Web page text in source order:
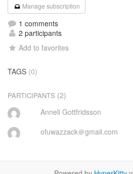
Manage subscription
1 comments
2 participants
Add to favorites
TAGS (0)
PARTICIPANTS (2)
Anneli Gottfridsson
ofuwazzack＠gmail.com